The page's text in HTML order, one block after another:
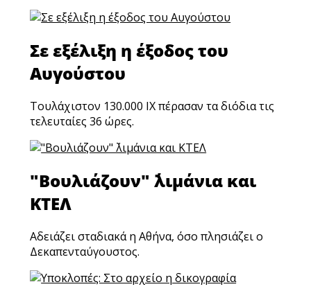
Σε εξέλιξη η έξοδος του
Αυγούστου
Τουλάχιστον 130.000 ΙΧ πέρασαν τα διόδια τις
τελευταίες 36 ώρες.
"Βουλιάζουν" ΄λιμάνια και
ΚΤΕΛ
Αδειάζει σταδιακά η Αθήνα, όσο πλησιάζει ο
Δεκαπενταύγουστος.